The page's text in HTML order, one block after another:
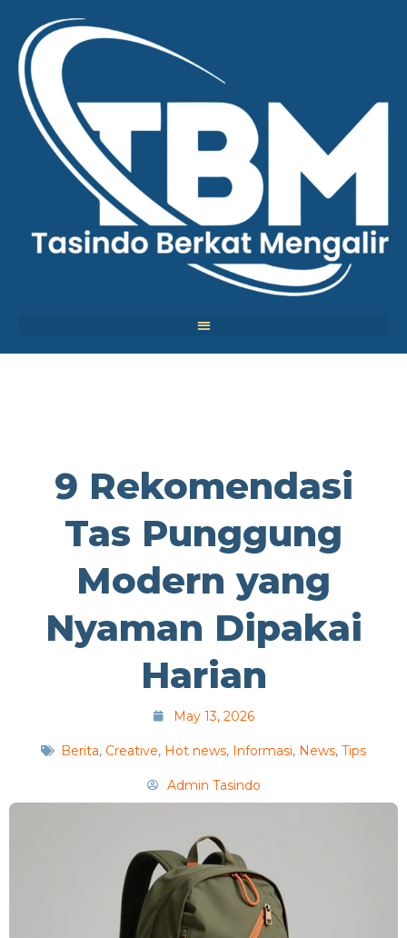
9 Rekomendasi
Tas Punggung
Modern yang
Nyaman Dipakai
Harian
May 13, 2026
Berita, Creative, Hot news, Informasi, News, Tips
Admin Tasindo